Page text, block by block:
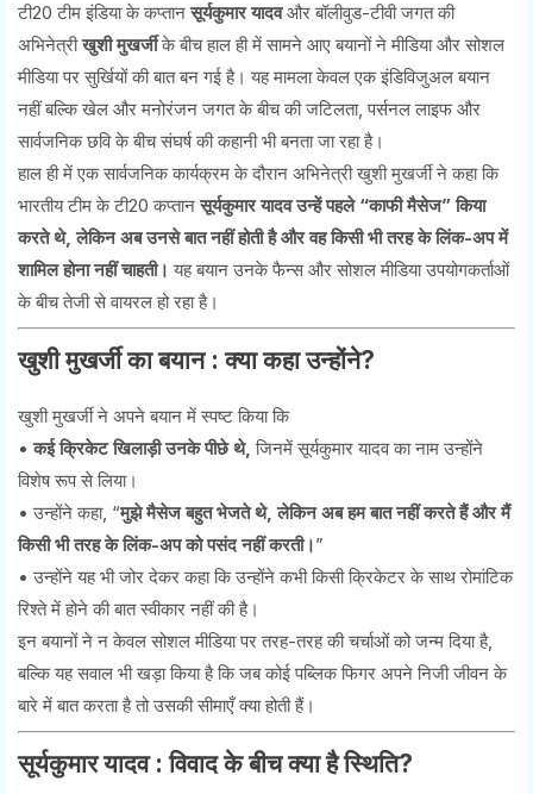
टी20 टीम इंडिया के कप्तानसूर्यकुमार यादवऔर बॉलीवुड-टीवी जगत की
अभिनेत्रीखुशी मुखर्जीके बीच हाल ही में सामने आए बयानों ने मीडिया और सोशल
मीडिया पर सुर्खियों की बात बन गई है। यह मामला केवल एक इंडिविजुअल बयान
नहीं बल्कि खेल और मनोरंजन जगत के बीच की जटिलता, पर्सनल लाइफ और
सार्वजनिक छवि के बीच संघर्ष की कहानी भी बनता जा रहा है।
हाल ही में एक सार्वजनिक कार्यक्रम के दौरान अभिनेत्री खुशी मुखर्जी ने कहा कि
भारतीय टीम के टी20 कप्तानसूर्यकुमार यादव उन्हें पहले “काफी मैसेज” किया
करते थे, लेकिन अब उनसे बात नहीं होती है और वह किसी भी तरह के लिंक-अप में
शामिल होना नहीं चाहती। यह बयान उनके फैन्स और सोशल मीडिया उपयोगकर्ताओं
के बीच तेजी से वायरल हो रहा है।
खुशी मुखर्जी का बयान : क्या कहा उन्होंने?
खुशी मुखर्जी ने अपने बयान में स्पष्ट किया कि
•कई क्रिकेट खिलाड़ी उनके पीछे थे, जिनमें सूर्यकुमार यादव का नाम उन्होंने
विशेष रूप से लिया।
• उन्होंने कहा, “मुझे मैसेज बहुत भेजते थे, लेकिन अब हम बात नहीं करते हैं और मैं
किसी भी तरह के लिंक-अप को पसंद नहीं करती।”
• उन्होंने यह भी जोर देकर कहा कि उन्होंने कभी किसी क्रिकेटर के साथ रोमांटिक
रिश्ते में होने की बात स्वीकार नहीं की है।
इन बयानों ने न केवल सोशल मीडिया पर तरह-तरह की चर्चाओं को जन्म दिया है,
बल्कि यह सवाल भी खड़ा किया है कि जब कोई पब्लिक फिगर अपने निजी जीवन के
बारे में बात करता है तो उसकी सीमाएँ क्या होती हैं।
सूर्यकुमार यादव : विवाद के बीच क्या है स्थिति?